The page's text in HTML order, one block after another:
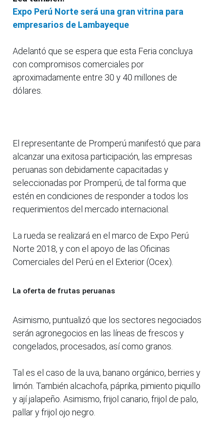
Expo Perú Norte será una gran vitrina para
empresarios de Lambayeque
Adelantó que se espera que esta Feria concluya
con compromisos comerciales por
aproximadamente entre 30 y 40 millones de
dólares.
El representante de Promperú manifestó que para
alcanzar una exitosa participación, las empresas
peruanas son debidamente capacitadas y
seleccionadas por Promperú, de tal forma que
estén en condiciones de responder a todos los
requerimientos del mercado internacional.
La rueda se realizará en el marco de Expo Perú
Norte 2018, y con el apoyo de las Oficinas
Comerciales del Perú en el Exterior (Ocex).
La oferta de frutas peruanas
Asimismo, puntualizó que los sectores negociados
serán agronegocios en las líneas de frescos y
congelados, procesados, así como granos.
Tal es el caso de la uva, banano orgánico, berries y
limón. También alcachofa, páprika, pimiento piquillo
y ají jalapeño. Asimismo, frijol canario, frijol de palo,
pallar y frijol ojo negro.